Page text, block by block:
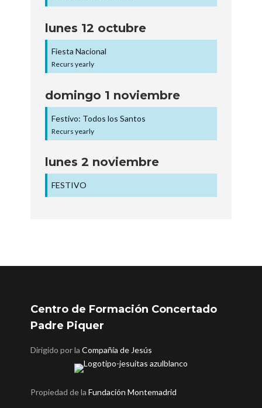
lunes 12 octubre
Fiesta Nacional
Recurs yearly
domingo 1 noviembre
Festivo: Todos los Santos
Recurs yearly
lunes 2 noviembre
FESTIVO
Centro de Formación Concertado
Padre Piquer
Dirigido por laCompañía de Jesús
Propiedad de laFundación Montemadrid